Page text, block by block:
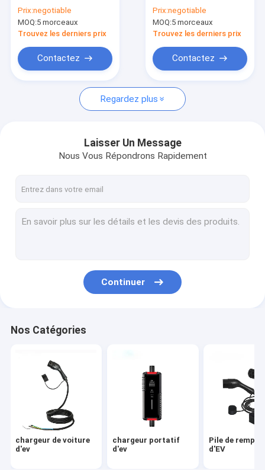
Demandez une citation
chargeur de voiture d'ev
chargeur portatif d'ev
Pièces détachées Tesla
Chargeur de Wallbox EV
Adaptateur de charge Tesla
Chargeur rapide d'EV
Electric câblent le
Type2 IEC62196 à la
prise de Type2 32A
stockage
Prix:negotiable
MOQ:5 morceaux
Trouvez les derniers prix
Contactez
adaptateurs pour le
Tesla Model S 3 DE
X/Y
Prix:negotiable
MOQ:5 morceaux
Trouvez les derniers prix
Contactez
Regardez plus
Laisser Un Message
Nous Vous Répondrons Rapidement
Continuer
Nos Catégories
chargeur de voiture
d'ev
chargeur portatif
d'ev
Pile de
d'EV